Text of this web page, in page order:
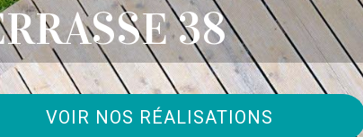
38
VOIR NOS RÉALISATIONS